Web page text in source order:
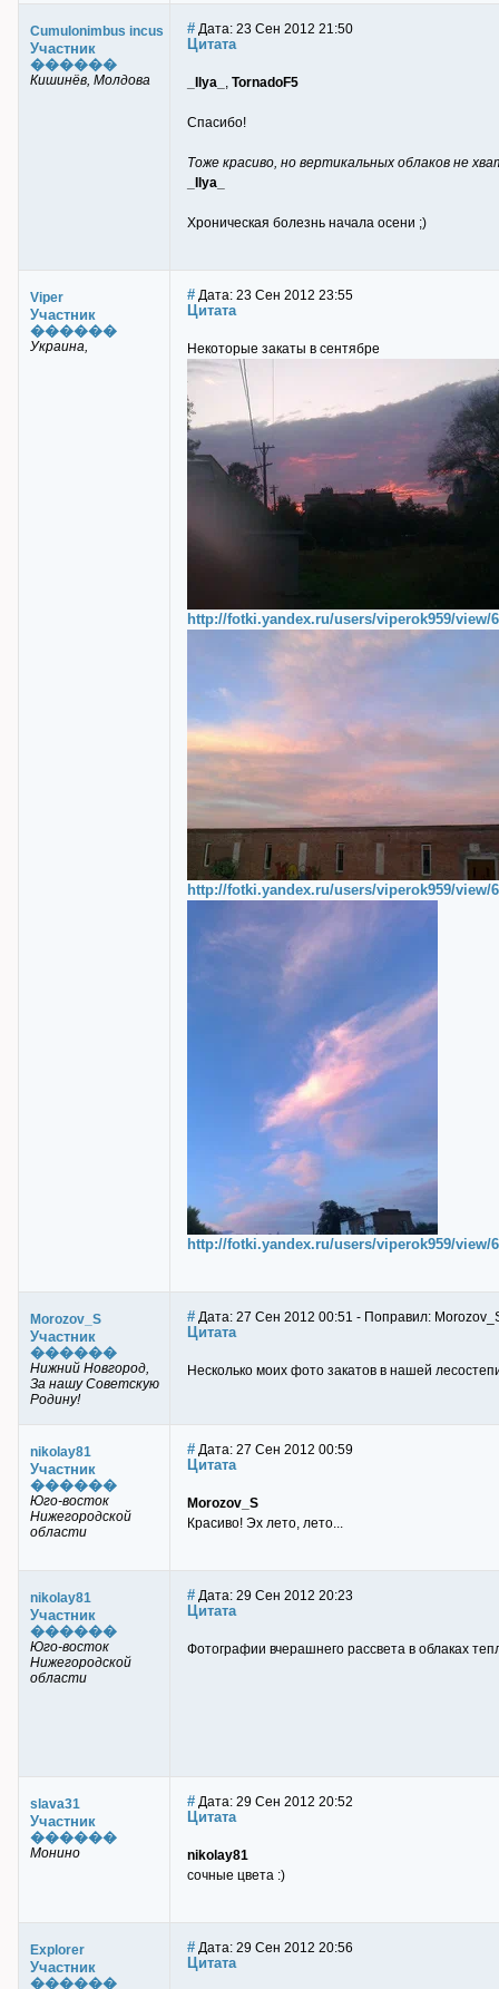
Cumulonimbus incus
Участник
������
Кишинёв, Молдова
# Дата: 23 Сен 2012 21:50
Цитата
_Ilya_ , TornadoF5
Спасибо!
Тоже красиво, но вертикальных облаков не
_Ilya_
Хроническая болезнь начала осени ;)
Viper
Участник
������
Украина,
# Дата: 23 Сен 2012 23:55
Цитата
Некоторые закаты в сентябре
http://fotki.yandex.ru/users/viperok959/view/
http://fotki.yandex.ru/users/viperok959/view/
http://fotki.yandex.ru/users/viperok959/view/
Morozov_S
Участник
������
Нижний Новгород,
За нашу Советскую
Родину!
# Дата: 27 Сен 2012 00:51 - Поправил:
Цитата
Несколько моих фото закатов в нашей
nikolay81
Участник
������
Юго-восток
Нижегородской
области
# Дата: 27 Сен 2012 00:59
Цитата
Morozov_S
Красиво! Эх лето, лето...
nikolay81
Участник
������
Юго-восток
Нижегородской
области
# Дата: 29 Сен 2012 20:23
Цитата
Фотографии вчерашнего рассвета в облаках
slava31
Участник
������
Монино
# Дата: 29 Сен 2012 20:52
Цитата
nikolay81
сочные цвета :)
Explorer
Участник
������
# Дата: 29 Сен 2012 20:56
Цитата